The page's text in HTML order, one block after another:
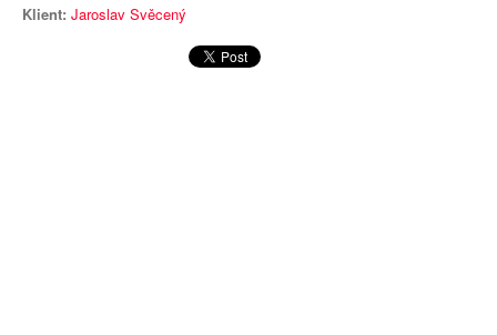
Klient: Jaroslav Svěcený